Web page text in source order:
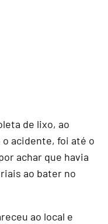
de lixo, ao
acidente, foi até o
achar que havia
ao bater no
ao local e